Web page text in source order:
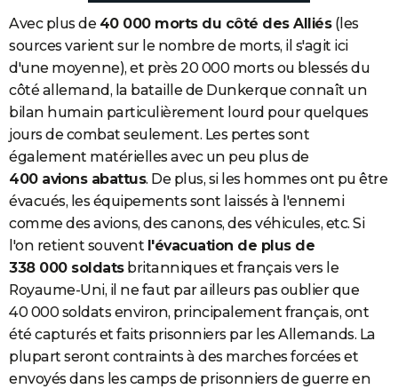
Avec plus de 40 000 morts du côté des Alliés(les
sources varient sur le nombre de morts, il s'agit ici
d'une moyenne), et près 20 000 morts ou blessés du
côté allemand, la bataille de Dunkerque connaît un
bilan humain particulièrement lourd pour quelques
jours de combat seulement. Les pertes sont
également matérielles avec un peu plus de
400 avions abattus. De plus, si les hommes ont pu être
évacués, les équipements sont laissés à l'ennemi
comme des avions, des canons, des véhicules, etc. Si
l'on retient souvent l'évacuation de plus de
338 000 soldatsbritanniques et français vers le
Royaume-Uni, il ne faut par ailleurs pas oublier que
40 000 soldats environ, principalement français, ont
été capturés et faits prisonniers par les Allemands. La
plupart seront contraints à des marches forcées et
envoyés dans les camps de prisonniers de guerre en